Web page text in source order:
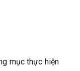
mục thực hiện